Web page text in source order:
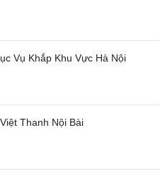
Vụ Khắp Khu Vực Hà Nội
Thanh Nội Bài